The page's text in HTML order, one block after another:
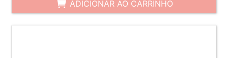
ADICIONAR AO CARRINHO